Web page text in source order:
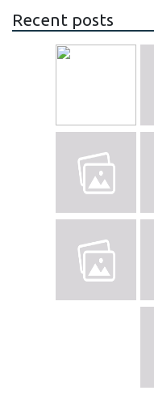
Recent posts